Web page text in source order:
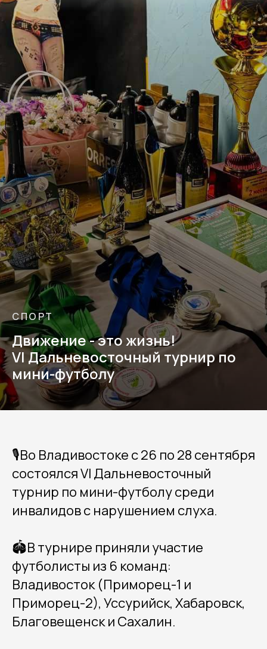
СПОРТ
Движение - это жизнь!
VI Дальневосточный турнир по
мини-футболу
🎙Во Владивостоке с 26 по 28 сентября
состоялся VI Дальневосточный
турнир по мини-футболу среди
инвалидов с нарушением слуха.
🏟️В турнире приняли участие
футболисты из 6 команд:
Владивосток (Приморец-1 и
Приморец-2), Уссурийск, Хабаровск,
Благовещенск и Сахалин.